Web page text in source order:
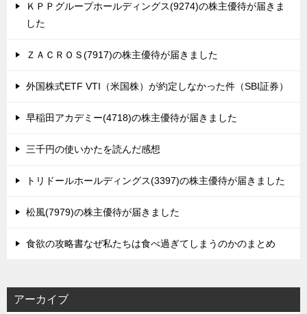
ＫＰＰグループホールディングス(9274)の株主優待が届きま
した
ＺＡＣＲＯＳ(7917)の株主優待が届きました
外国株式ETF VTI（米国株）が約定しなかった件（SBI証券）
早稲田アカデミー(4718)の株主優待が届きました
三千円の使いかたを読んだ感想
トリドールホールディングス(3397)の株主優待が届きました
松風(7979)の株主優待が届きました
食欲の攻略書なぜ私たちは食べ過ぎてしまうのかのまとめ
アーカイブ